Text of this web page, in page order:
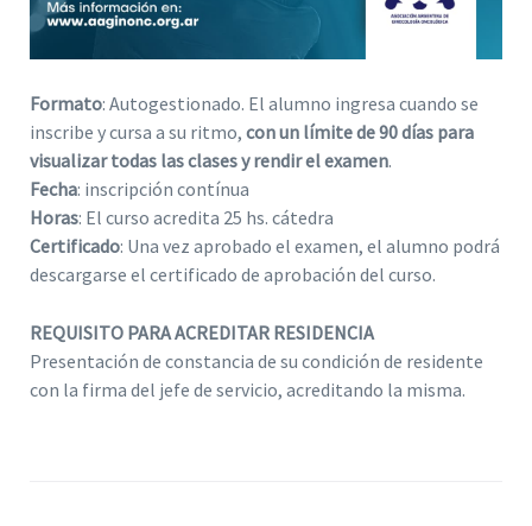
Formato: Autogestionado. El alumno ingresa cuando se
inscribe y cursa a su ritmo, con un límite de 90 días para
visualizar todas las clases y rendir el examen.
Fecha: inscripción contínua
Horas: El curso acredita 25 hs. cátedra
Certificado: Una vez aprobado el examen, el alumno podrá
descargarse el certificado de aprobación del curso.
REQUISITO PARA ACREDITAR RESIDENCIA
Presentación de constancia de su condición de residente
con la firma del jefe de servicio, acreditando la misma.